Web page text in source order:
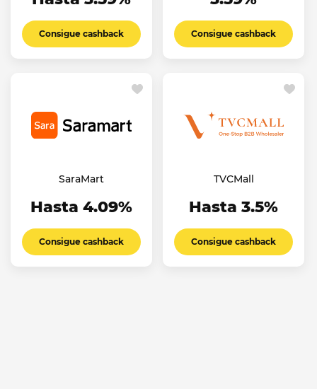
Consigue cashback Consigue cashback
SaraMart
Hasta 4.09%
Consigue cashback
TVCMall
Hasta 3.5%
Consigue cashback